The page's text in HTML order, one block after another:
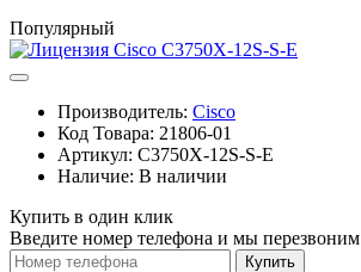
Популярный
Производитель: Cisco
Код Товара: 21806-01
Артикул: C3750X-12S-S-E
Наличие: В наличии
Купить в один клик
Введите номер телефона и мы перезвоним
Купить